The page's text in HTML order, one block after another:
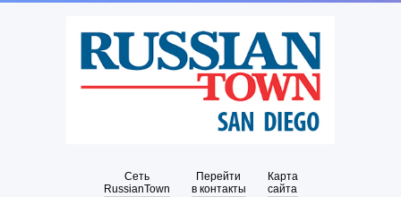
Сеть
RussianTown
Перейти
в контакты
Карта
сайта